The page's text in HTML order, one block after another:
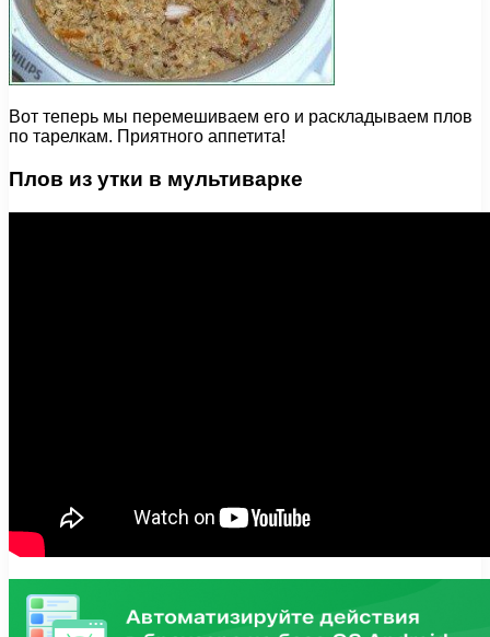
Вот теперь мы перемешиваем его и раскладываем плов
по тарелкам. Приятного аппетита!
Плов из утки в мультиварке